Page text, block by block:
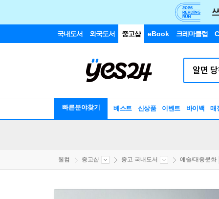
국내도서 외국도서 중고샵 eBook 크레마클럽
빠른분야찾기 베스트 신상품 이벤트 바이백 매
웰컴 중고샵 중고 국내도서 예술/대중문화